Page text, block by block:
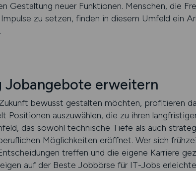
Gestaltung neuer Funktionen. Menschen, die
zu setzen, finden in diesem Umfeld ein
erweitern
bewusst gestalten möchten, profitieren
Positionen auszuwählen, die zu ihren
das sowohl technische Tiefe als auch
Möglichkeiten eröffnet. Wer sich
treffen und die eigene Karriere
auf der Beste Jobbörse für IT-Jobs